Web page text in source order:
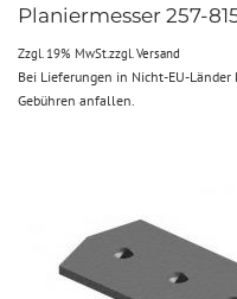
Planiermesser 257-
Zzgl. 19% MwSt.zzgl.Versand
Bei Lieferungen in Nicht-EU-
Gebühren anfallen.